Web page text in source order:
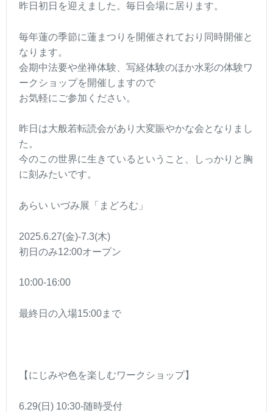
昨日初日を迎えました。毎日会場に居ります。
毎年蓮の季節に蓮まつりを開催されており同時開催と
なります。
会期中法要や坐禅体験、写経体験のほか水彩の体験ワ
ークショップを開催しますので
お気軽にご参加ください。
昨日は大般若転読会があり大変賑やかな会となりまし
た。
今のこの世界に生きているということ、しっかりと胸
に刻みたいです。
あらい いづみ展「まどろむ」
2025.6.27(金)-7.3(木)
初日のみ12:00オープン
10:00-16:00
最終日の入場15:00まで
【にじみや色を楽しむワークショップ】
6.29(日) 10:30-随時受付